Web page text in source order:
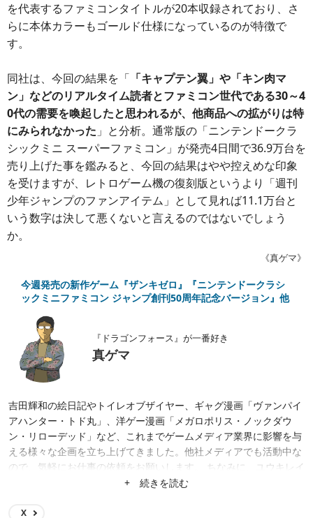
を代表するファミコンタイトルが20本収録されており、さ
らに本体カラーもゴールド仕様になっているのが特徴で
す。
同社は、今回の結果を「 「キャプテン翼」や「キン肉マ
ン」などのリアルタイム読者とファミコン世代である30～4
0代の需要を喚起したと思われるが、他商品への拡がりは特
にみられなかった 」と分析。通常版の「ニンテンドークラ
シックミニ スーパーファミコン」が発売4日間で36.9万台を
売り上げた事を鑑みると、今回の結果はやや控えめな印象
を受けますが、レトロゲーム機の復刻版というより「週刊
少年ジャンプのファンアイテム」として見れば11.1万台と
いう数字は決して悪くないと言えるのではないでしょう
か。
《真ゲマ》
今週発売の新作ゲーム『ザンキゼロ』『ニンテンドークラシ
ックミニファミコン ジャンプ創刊50周年記念バージョン』他
『ドラゴンフォース』が一番好き
真ゲマ
吉田輝和の絵日記やトイレオブザイヤー、ギャグ漫画「ヴァンパイ
アハンター・トド丸」、洋ゲー漫画「メガロポリス・ノックダウ
ン・リローデッド」など、これまでゲームメディア業界に影響を与
える様々な企画を立ち上げてきました。他社メディアでも活動中な
ので、気軽にお仕事の依頼をお願いします。 ちなみに、ユウキレイ
先生が手掛ける4コマ漫画「まほろば小町ハルヒノさん」（まんが
+ 続きを読む
X